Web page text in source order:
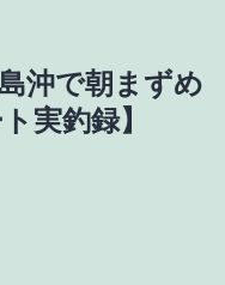
沖で朝まずめ
実釣録】